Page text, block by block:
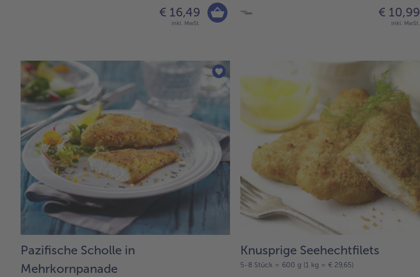
€ 16,49
inkl. MwSt.
€ 10,99
inkl. MwSt.
Pazifische Scholle in
Mehrkornpanade
Knusprige Seehechtfilets
5-8 Stück = 600 g (1 kg = € 29,65)